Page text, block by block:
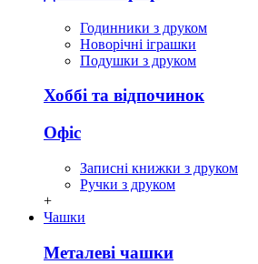
Годинники з друком
Новорічні іграшки
Подушки з друком
Хоббі та відпочинок
Офіс
Записні книжки з друком
Ручки з друком
+
Чашки
Металеві чашки